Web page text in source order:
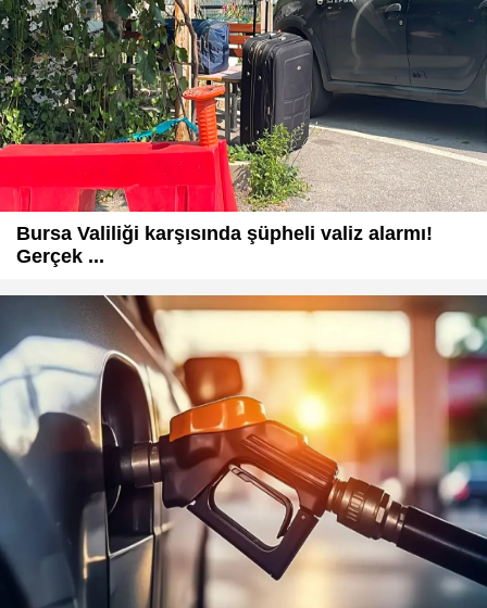
Bursa Valiliği karşısında şüpheli valiz alarmı!
Gerçek ...